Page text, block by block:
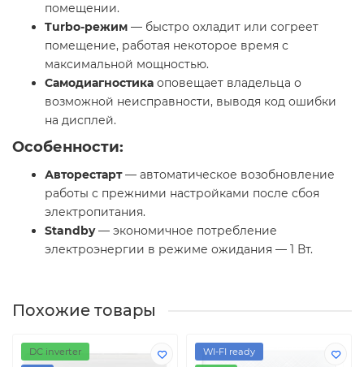
помещении.
Turbo-режим — быстро охладит или согреет
помещение, работая некоторое время с
максимальной мощностью.
Самодиагностика оповещает владельца о
возможной неисправности, выводя код ошибки
на дисплей.
Особенности:
Авторестарт— автоматическое возобновление
работы с прежними настройками после сбоя
электропитания.
Standby— экономичное потребление
электроэнергии в режиме ожидания — 1 Вт.
Похожие товары
DC inverter
WI-FI ready